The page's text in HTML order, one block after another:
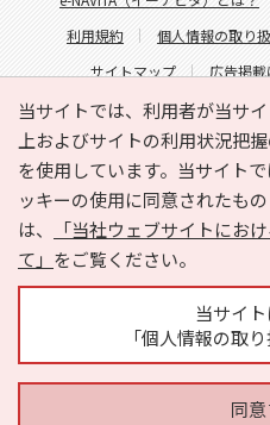
当サイトでは、利用者が当サ
上およびサイトの利用状況把
を使用しています。当サイト
ッキーの使用に同意されたも
は、
「当社ウェブサイトにお
て」 をご覧ください。
当サイ
「個人情報の取
同意
利用規約
個人情報の取り
サイトマップ
広告掲
サイトの内容に
Copyright ©